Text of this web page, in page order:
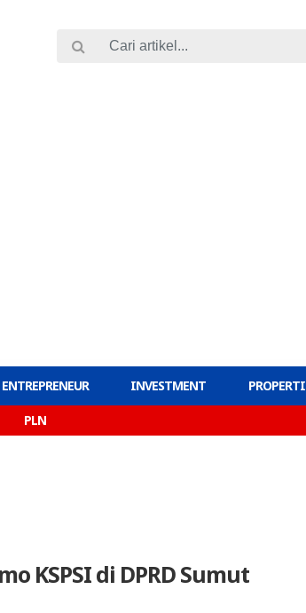
ENTREPRENEUR INVESTMENT PROPERTI
PLN
KSPSI di DPRD Sumut